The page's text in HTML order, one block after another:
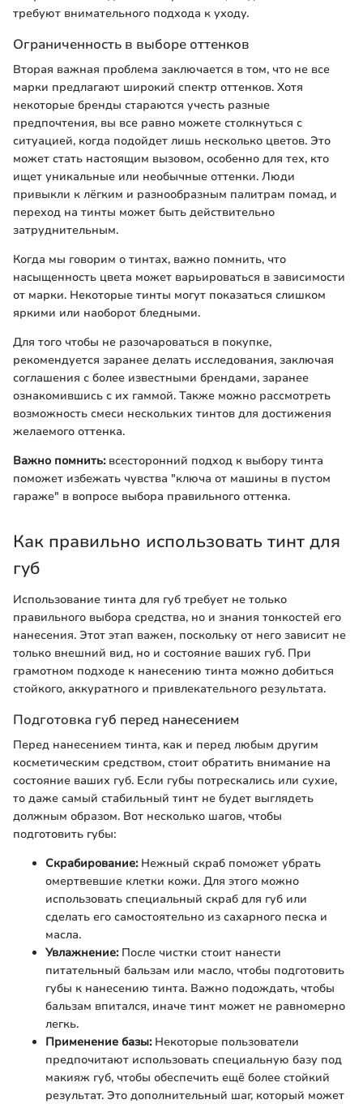
требуют внимательного подхода к уходу.
Ограниченность в выборе оттенков
Вторая важная проблема заключается в том, что не все
марки предлагают широкий спектр оттенков. Хотя
некоторые бренды стараются учесть разные
предпочтения, вы все равно можете столкнуться с
ситуацией, когда подойдет лишь несколько цветов. Это
может стать настоящим вызовом, особенно для тех, кто
ищет уникальные или необычные оттенки. Люди
привыкли к лёгким и разнообразным палитрам помад, и
переход на тинты может быть действительно
затруднительным.
Когда мы говорим о тинтах, важно помнить, что
насыщенность цвета может варьироваться в зависимости
от марки. Некоторые тинты могут показаться слишком
яркими или наоборот бледными.
Для того чтобы не разочароваться в покупке,
рекомендуется заранее делать исследования, заключая
соглашения с более известными брендами, заранее
ознакомившись с их гаммой. Также можно рассмотреть
возможность смеси нескольких тинтов для достижения
желаемого оттенка.
Важно помнить:всесторонний подход к выбору тинта
поможет избежать чувства "ключа от машины в пустом
гараже" в вопросе выбора правильного оттенка.
Как правильно использовать тинт для
губ
Использование тинта для губ требует не только
правильного выбора средства, но и знания тонкостей его
нанесения. Этот этап важен, поскольку от него зависит не
только внешний вид, но и состояние ваших губ. При
грамотном подходе к нанесению тинта можно добиться
стойкого, аккуратного и привлекательного результата.
Подготовка губ перед нанесением
Перед нанесением тинта, как и перед любым другим
косметическим средством, стоит обратить внимание на
состояние ваших губ. Если губы потрескались или сухие,
то даже самый стабильный тинт не будет выглядеть
должным образом. Вот несколько шагов, чтобы
подготовить губы:
Скрабирование:Нежный скраб поможет убрать
омертвевшие клетки кожи. Для этого можно
использовать специальный скраб для губ или
сделать его самостоятельно из сахарного песка и
масла.
Увлажнение:После чистки стоит нанести
питательный бальзам или масло, чтобы подготовить
губы к нанесению тинта. Важно подождать, чтобы
бальзам впитался, иначе тинт может не равномерно
легкь.
Применение базы:Некоторые пользователи
предпочитают использовать специальную базу под
макияж губ, чтобы обеспечить ещё более стойкий
результат. Это дополнительный шаг, который может